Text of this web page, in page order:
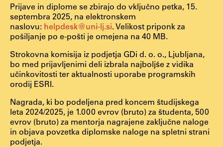
Aktualno
Obvestila
Novice
Koledar dogodkov
Program dela
Prijave in diplome se zbirajo do vključno petka, 15.
septembra 2025, na elektronskem
naslovu: helpdesk@uni-lj.si. Velikost priponk za
pošiljanje po e-pošti je omejena na 40 MB.
Strokovna komisija iz podjetja GDi d. o. o., Ljubljana,
bo med prijavljenimi deli izbrala najboljše z vidika
učinkovitosti ter aktualnosti uporabe programskih
orodij ESRI.
Nagrada, ki bo podeljena pred koncem študijskega
leta 2024/2025, je 1.000 evrov (bruto) za študenta, 500
evrov (bruto) za mentorja nagrajene zaključne naloge
in objava povzetka diplomske naloge na spletni strani
podjetja.